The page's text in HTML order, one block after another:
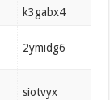
k3gabx4
2ymidg6
siotvyx